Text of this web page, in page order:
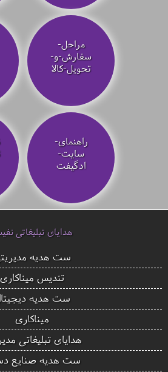
مراحل-
سفارش-و-
تحویل-کالا
راهنمای-
سایت-
ادگیفت
هدایای تبلیغاتی
ست هدیه
تندیس میناکاری
ست هدیه
میناکاری
هدایای تبلیغاتی
ست هدیه صنایع